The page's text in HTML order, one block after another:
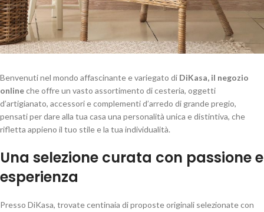
Benvenuti nel mondo affascinante e variegato di DiKasa, il negozio
onlineche offre un vasto assortimento di cesteria, oggetti
d’artigianato, accessori e complementi d’arredo di grande pregio,
pensati per dare alla tua casa una personalità unica e distintiva, che
rifletta appieno il tuo stile e la tua individualità.
Una selezione curata con passione e
esperienza
Presso DiKasa, trovate centinaia di proposte originali selezionate con